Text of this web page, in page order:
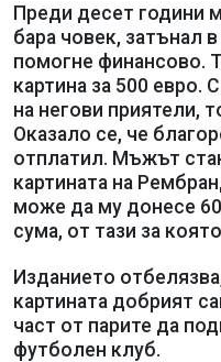
Преди десет години
бара човек, затънал
помогне финансово.
картина за 500 евро.
на негови приятели,
Оказало се, че
отплатил. Мъжът
картината на
може да му донесе
сума, от тази за
Изданието
картината добрият
част от парите да
футболен клуб.